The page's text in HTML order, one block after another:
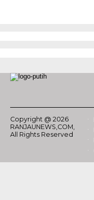
Copyright @ 2026
RANJAUNEWS,COM,
All Rights Reserved